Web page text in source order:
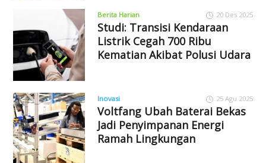
Berita Harian 20 Des 2025
Studi: Transisi Kendaraan
Listrik Cegah 700 Ribu
Kematian Akibat Polusi Udara
Inovasi 25 Agu 2025
Voltfang Ubah Baterai Bekas
Jadi Penyimpanan Energi
Ramah Lingkungan